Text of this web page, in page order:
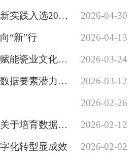
2026-04-30
陶阳里数字融合创新实践入选2026全国文旅融合创新案例
2026-04-13
“新”行
2026-03-24
景德镇以数字技术赋能瓷业文化保护
2026-03-12
以价值为导向，化数据要素潜力为数据要素竞争力
2026-02-26
2026-02-12
国家数据局等部门关于培育数据流通服务机构 加快推进数据要素市场化价值化的意见
2026-02-02
化转型显成效